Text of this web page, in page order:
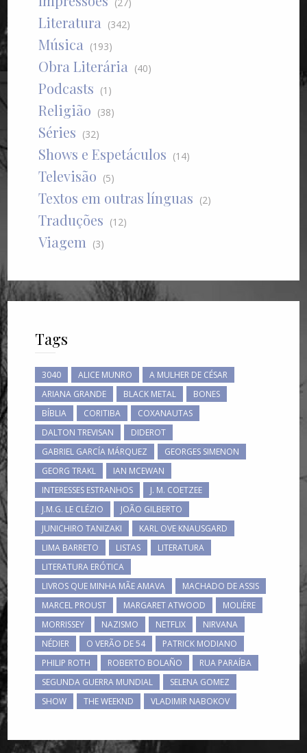
(27)
Literatura (342)
Música (193)
Obra Literária (40)
Podcasts (1)
Religião (38)
Séries (32)
Shows e Espetáculos (14)
Televisão (5)
Textos em outras línguas (2)
Traduções (12)
Viagem (3)
Tags
3040 ALICE MUNRO
A MULHER DE CÉSAR
ARIANA GRANDE
BLACK METAL
BONES
BÍBLIA
CORITIBA
COXANAUTAS
DALTON TREVISAN
DIDEROT
GABRIEL GARCÍA MÁRQUEZ
GEORGES SIMENON
GEORG TRAKL
IAN MCEWAN
INTERESSES ESTRANHOS
J. M. COETZEE
J.M.G. LE CLÉZIO
JOÃO GILBERTO
JUNICHIRO TANIZAKI
KARL OVE KNAUSGARD
LIMA BARRETO
LISTAS
LITERATURA
LITERATURA ERÓTICA
LIVROS QUE MINHA MÃE AMAVA
MACHADO DE ASSIS
MARCEL PROUST
MARGARET ATWOOD
MOLIÈRE
MORRISSEY
NAZISMO NETFLIX
NIRVANA
NÉDIER
O VERÃO DE 54
PATRICK MODIANO
PHILIP ROTH
ROBERTO BOLAÑO
RUA PARAÍBA
SEGUNDA GUERRA MUNDIAL
SELENA GOMEZ
SHOW
THE WEEKND VLADIMIR NABOKOV